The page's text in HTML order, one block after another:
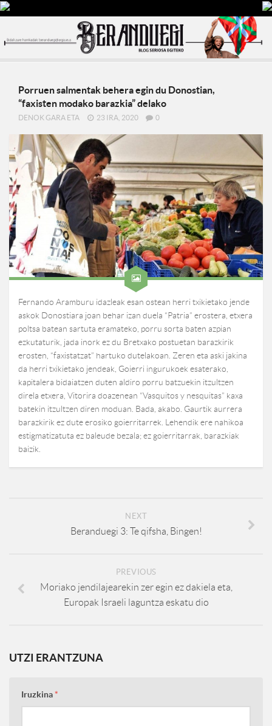
Porruen salmentak behera egin du Donostian,
“faxisten modako barazkia” delako
DENOK GARA ETA 23 IRA, 2020 0
Fernando Aramburu idazleak esan ostean herri txikietako jende
askok Donostiara joan behar izan duela “Patria” erostera, etxera
poltsa batean sartuta eramateko, porru sorta baten azpian
ezkutaturik, jada inork ez du Bretxako postuetan barazkirik
erosten, “faxistatzat” hartuko dutelakoan. Zeren eta aski jakina
da herri txikietako jendeak, Goierri ingurukoek esaterako,
kapitalera bidaiatzen duten aldiro porru batzuekin itzultzen
direla etxera, Vitorira doazenean “Vasquitos y nesquitas” kaxa
batekin itzultzen diren moduan. Bada, akabo. Gaurtik aurrera
barazkirik ez dute erosiko goierritarrek. Lehendik ere nahikoa
estigmatizatuta ez baleude bezala; ez goierritarrak, barazkiak
baizik.
NEXT
Beranduegi 3: Te qifsha, Bingen!
PREVIOUS
Moriako jendilajearekin zer egin ez dakiela eta,
Europak Israeli laguntza eskatu dio
UTZI ERANTZUNA
Iruzkina*